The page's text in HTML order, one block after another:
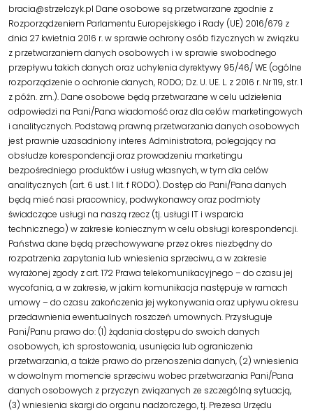
bracia@strzelczyk.pl Dane osobowe są przetwarzane zgodnie z
Rozporządzeniem Parlamentu Europejskiego i Rady (UE) 2016/679 z
dnia 27 kwietnia 2016 r. w sprawie ochrony osób fizycznych w związku
z przetwarzaniem danych osobowych i w sprawie swobodnego
przepływu takich danych oraz uchylenia dyrektywy 95/46/ WE (ogólne
rozporządzenie o ochronie danych, RODO; Dz. U. UE. L. z 2016 r. Nr 119, str. 1
z późn. zm.). Dane osobowe będą przetwarzane w celu udzielenia
odpowiedzi na Pani/Pana wiadomość oraz dla celów marketingowych
i analitycznych. Podstawą prawną przetwarzania danych osobowych
jest prawnie uzasadniony interes Administratora, polegający na
obsłudze korespondencji oraz prowadzeniu marketingu
bezpośredniego produktów i usług własnych, w tym dla celów
analitycznych (art. 6 ust. 1 lit. f RODO). Dostęp do Pani/Pana danych
będą mieć nasi pracownicy, podwykonawcy oraz podmioty
świadczące usługi na naszą rzecz (tj. usługi IT i wsparcia
technicznego) w zakresie koniecznym w celu obsługi korespondencji.
Państwa dane będą przechowywane przez okres niezbędny do
rozpatrzenia zapytania lub wniesienia sprzeciwu, a w zakresie
wyrażonej zgody z art. 172 Prawa telekomunikacyjnego – do czasu jej
wycofania, a w zakresie, w jakim komunikacja następuje w ramach
umowy – do czasu zakończenia jej wykonywania oraz upływu okresu
przedawnienia ewentualnych roszczeń umownych. Przysługuje
Pani/Panu prawo do: (1) żądania dostępu do swoich danych
osobowych, ich sprostowania, usunięcia lub ograniczenia
przetwarzania, a także prawo do przenoszenia danych, (2) wniesienia
w dowolnym momencie sprzeciwu wobec przetwarzania Pani/Pana
danych osobowych z przyczyn związanych ze szczególną sytuacją,
(3) wniesienia skargi do organu nadzorczego, tj. Prezesa Urzędu